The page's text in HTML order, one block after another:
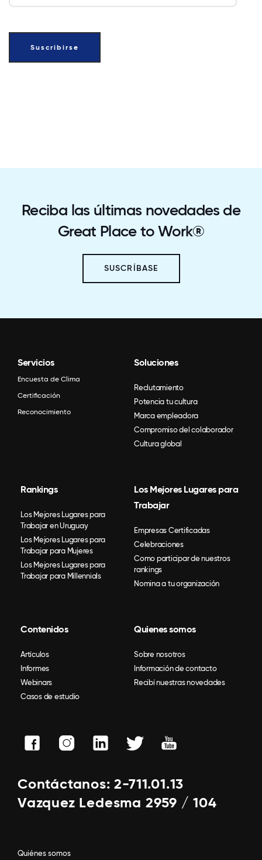
Reciba las últimas novedades de
Great Place to Work®
SUSCRÍBASE
Servicios
Encuesta de Clima
Certificación
Reconocimiento
Soluciones
Reclutamiento
Potencia tu cultura
Marca empleadora
Compromiso del colaborador
Cultura global
Rankings
Los Mejores Lugares para
Trabajar en Uruguay
Los Mejores Lugares para
Trabajar para Mujeres
Los Mejores Lugares para
Trabajar para Millennials
Los Mejores Lugares para
Trabajar
Empresas Certificadas
Celebraciones
Como participar de nuestros
rankings
Nomina a tu organización
Contenidos
Artículos
Informes
Webinars
Casos de estudio
Quienes somos
Sobre nosotros
Información de contacto
Recibí nuestras novedades
Contáctanos: 2-711.01.13
Vazquez Ledesma 2959 / 104
Quiénes somos